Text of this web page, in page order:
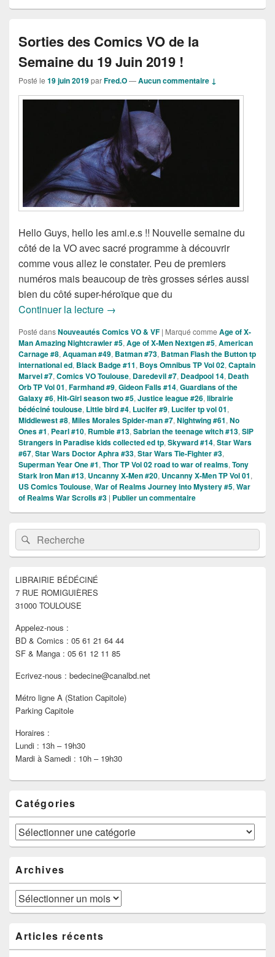
Sorties des Comics VO de la
Semaine du 19 Juin 2019 !
Posté le 19 juin 2019parFred.O—Aucun commentaire ↓
Hello Guys, hello les ami.e.s !! Nouvelle semaine du
côté de la VO avec sacré programme à découvrir
comme vous allez le constater. Peu de premiers
numéros mais beaucoup de très grosses séries aussi
bien du côté super-héroïque que du
Continuer la lecture Sorties des Comics VO de la
→
Posté dansNouveautés Comics VO & VF | Marqué comme Age of X-
Man Amazing Nightcrawler #5, Age of X-Men Nextgen #5, American
Carnage #8, Aquaman #49, Batman #73, Batman Flash the Button tp
international ed, Black Badge #11, Boys Omnibus TP Vol 02, Captain
Marvel #7, Comics VO Toulouse, Daredevil #7, Deadpool 14, Death
Orb TP Vol 01, Farmhand #9, Gideon Falls #14, Guardians of the
Galaxy #6, Hit-Girl season two #5, Justice league #26, librairie
bédéciné toulouse, Little bird #4, Lucifer #9, Lucifer tp vol 01,
Middlewest #8, Miles Morales Spider-man #7, Nightwing #61, No
Ones #1, Pearl #10, Rumble #13, Sabrian the teenage witch #13, SIP
Strangers in Paradise kids collected ed tp, Skyward #14, Star Wars
#67, Star Wars Doctor Aphra #33, Star Wars Tie-Fighter #3,
Superman Year One #1, Thor TP Vol 02 road to war of realms, Tony
Stark Iron Man #13, Uncanny X-Men #20, Uncanny X-Men TP Vol 01,
US Comics Toulouse, War of Realms Journey into Mystery #5, War
of Realms War Scrolls #3 | Publier un commentaire
Zone
principale
de
widget
barre
latérale
Recherche :Rechercher
LIBRAIRIE BÉDÉCINÉ
7 RUE ROMIGUIÈRES
31000 TOULOUSE
Appelez-nous :
BD & Comics : 05 61 21 64 44
SF & Manga : 05 61 12 11 85
Ecrivez-nous : bedecine@canalbd.net
Métro ligne A (Station Capitole)
Parking Capitole
Horaires :
Lundi : 13h – 19h30
Mardi à Samedi : 10h – 19h30
Catégories
Catégories
Archives
Archives
Articles récents